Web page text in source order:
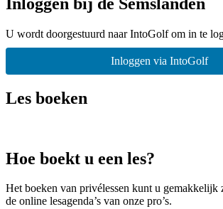
U wordt doorgestuurd naar IntoGolf om in te
Inloggen via IntoGolf
Les boeken
Hoe boekt u een les?
Het boeken van privélessen kunt u gemakkelijk
de online lesagenda’s van onze pro’s.